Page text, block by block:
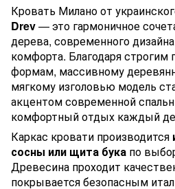
Кровать Милано от
Drev— это гармоничное
дерева, современного
комфорта. Благодаря строгим
формам, массивному
мягкому изголовью модель
акцентом современной
комфортный отдых каждый
Каркас кровати производится
сосны или щита бука по
Древесина проходит
покрывается безопасным